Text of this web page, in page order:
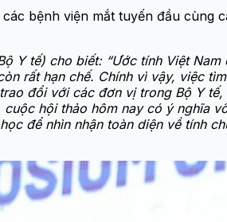
bệnh viện mắt tuyến đầu
Y tế) cho biết: “Ước tính Việt
rất hạn chế. Chính vì vậy, việc
đổi với các đơn vị trong Bộ Y
hội thảo hôm nay có ý nghĩa
để nhìn nhận toàn diện về tính